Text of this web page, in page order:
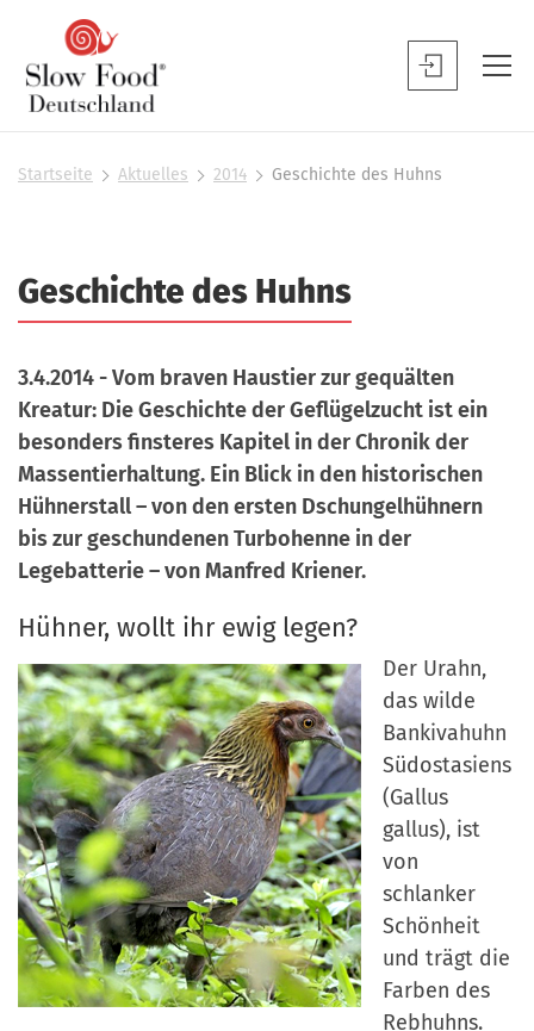
o
w
F
D
e
t
s
c
h
l
a
n
d
S
w
e
n
u
t
z
n
m
e
l
d
u
g
S
i
i
e
r
Startseite Aktuelles 2014 Geschichte des Huhns
Geschichte des Huhns
3.4.2014 - Vom braven Haustier zur gequälten
Kreatur: Die Geschichte der Geflügelzucht ist ein
besonders finsteres Kapitel in der Chronik der
Massentierhaltung. Ein Blick in den historischen
Hühnerstall – von den ersten Dschungelhühnern
bis zur geschundenen Turbohenne in der
Legebatterie – von Manfred Kriener.
Hühner, wollt ihr ewig legen?
Der Urahn,
das wilde
Bankivahuhn
Südostasiens
(Gallus
gallus), ist
von
schlanker
Schönheit
und trägt die
Farben des
Rebhuhns.